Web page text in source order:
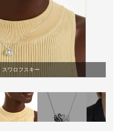
スワロフスキー